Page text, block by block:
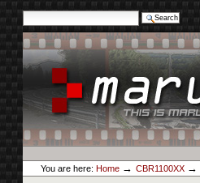
Advanced Search…
Skip
to
content.
|
Skip
navigation
maruz.net
Personal
tools
You are here: Home → CBR1100XX →